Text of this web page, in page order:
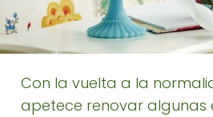
Con la vuelta a la
apetece renovar algunas